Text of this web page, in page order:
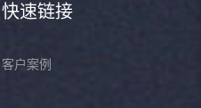
快速链接
客户案例